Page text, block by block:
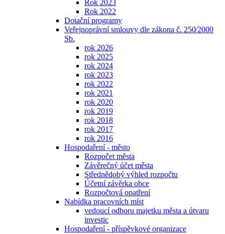
Rok 2023
Rok 2022
Dotační programy
Veřejnoprávní smlouvy dle zákona č. 250⁄2000
Sb.
rok 2026
rok 2025
rok 2024
rok 2023
rok 2022
rok 2021
rok 2020
rok 2019
rok 2018
rok 2017
rok 2016
Hospodaření - město
Rozpočet města
Závěrečný účet města
Střednědobý výhled rozpočtu
Účetní závěrka obce
Rozpočtová opatření
Nabídka pracovních míst
vedoucí odboru majetku města a útvaru
investic
Hospodaření - příspěvkové organizace